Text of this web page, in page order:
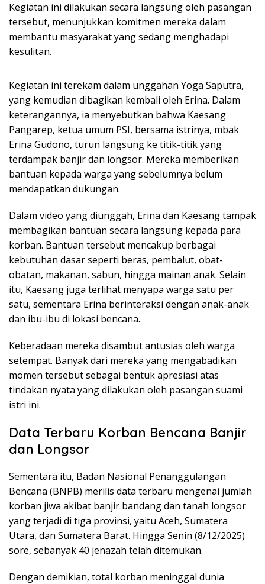
Kegiatan ini dilakukan secara langsung oleh pasangan
tersebut, menunjukkan komitmen mereka dalam
membantu masyarakat yang sedang menghadapi
kesulitan.
Kegiatan ini terekam dalam unggahan Yoga Saputra,
yang kemudian dibagikan kembali oleh Erina. Dalam
keterangannya, ia menyebutkan bahwa Kaesang
Pangarep, ketua umum PSI, bersama istrinya, mbak
Erina Gudono, turun langsung ke titik-titik yang
terdampak banjir dan longsor. Mereka memberikan
bantuan kepada warga yang sebelumnya belum
mendapatkan dukungan.
Dalam video yang diunggah, Erina dan Kaesang tampak
membagikan bantuan secara langsung kepada para
korban. Bantuan tersebut mencakup berbagai
kebutuhan dasar seperti beras, pembalut, obat-
obatan, makanan, sabun, hingga mainan anak. Selain
itu, Kaesang juga terlihat menyapa warga satu per
satu, sementara Erina berinteraksi dengan anak-anak
dan ibu-ibu di lokasi bencana.
Keberadaan mereka disambut antusias oleh warga
setempat. Banyak dari mereka yang mengabadikan
momen tersebut sebagai bentuk apresiasi atas
tindakan nyata yang dilakukan oleh pasangan suami
istri ini.
Data Terbaru Korban Bencana Banjir
dan Longsor
Sementara itu, Badan Nasional Penanggulangan
Bencana (BNPB) merilis data terbaru mengenai jumlah
korban jiwa akibat banjir bandang dan tanah longsor
yang terjadi di tiga provinsi, yaitu Aceh, Sumatera
Utara, dan Sumatera Barat. Hingga Senin (8/12/2025)
sore, sebanyak 40 jenazah telah ditemukan.
Dengan demikian, total korban meninggal dunia